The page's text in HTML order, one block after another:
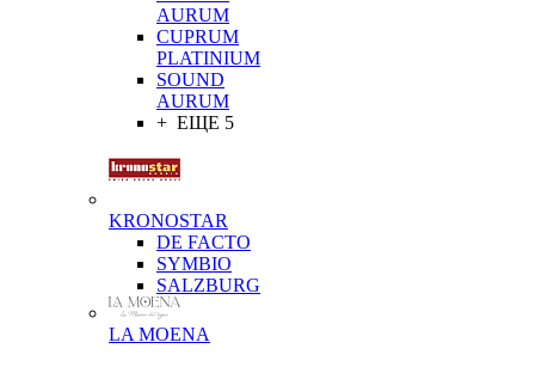
AURUM
CUPRUM
PLATINIUM
SOUND
AURUM
+ ЕЩЕ 5
KRONOSTAR
DE FACTO
SYMBIO
SALZBURG
LA MOENA